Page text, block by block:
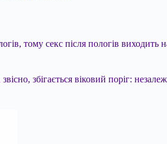
тому секс після пологів виходить
збігається віковий поріг: